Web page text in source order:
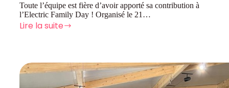
Toute l’équipe est fière d’avoir apporté sa contribution à
l’Electric Family Day ! Organisé le 21…
Lire la suite
Alcalie
Family